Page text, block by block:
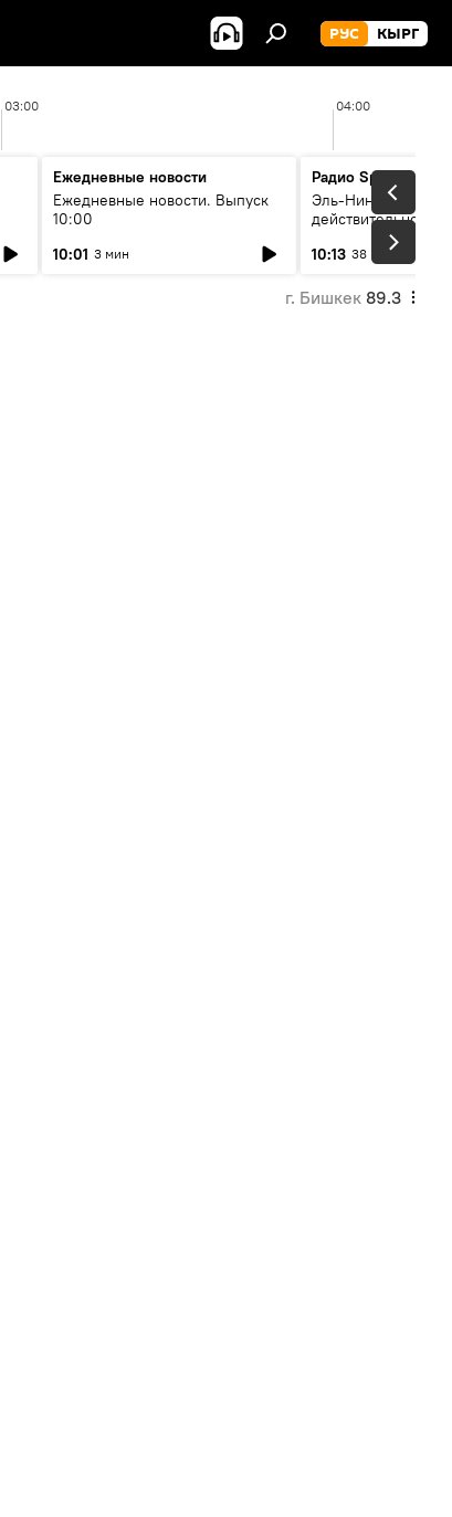
РУС КЫРГ
03:00 04:00
Ежедневные новости
Ежедневные новости. Выпуск
10:00
10:01 3 мин
Радио Sputnik
Эль-Ниньо, жара и
действительно
погоду в
10:13 38 мин
г. Бишкек 89.3